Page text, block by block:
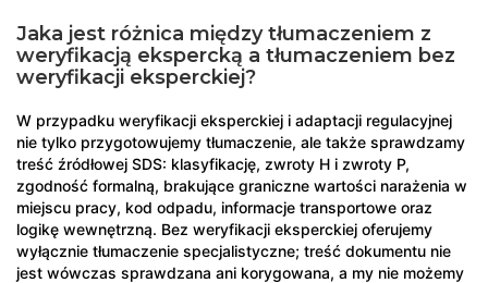
Jaka jest różnica między tłumaczeniem z
weryfikacją ekspercką a tłumaczeniem bez
weryfikacji eksperckiej?
W przypadku weryfikacji eksperckiej i adaptacji regulacyjnej
nie tylko przygotowujemy tłumaczenie, ale także sprawdzamy
treść źródłowej SDS: klasyfikację, zwroty H i zwroty P,
zgodność formalną, brakujące graniczne wartości narażenia w
miejscu pracy, kod odpadu, informacje transportowe oraz
logikę wewnętrzną. Bez weryfikacji eksperckiej oferujemy
wyłącznie tłumaczenie specjalistyczne; treść dokumentu nie
jest wówczas sprawdzana ani korygowana, a my nie możemy